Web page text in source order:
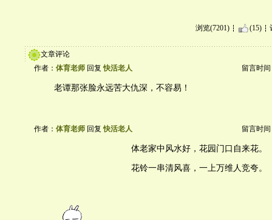
浏览(7201) (15)
文章评论
作者： 体育老师 回复快活老人 留言时间
老谭那张脸永远苦大仇深，不容易！
作者： 体育老师 回复快活老人 留言时间
体老家中风水好，花园门口自来花。
花铃一串清风喜，一上万维人竞夸。